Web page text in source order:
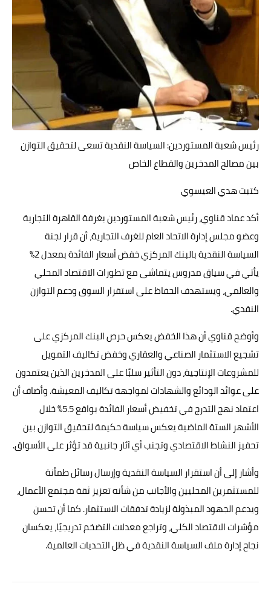
حوادث وقضايا
خدمات
الصحه والجمال
مقالات
رئيس شعبة المستوردين: السياسة النقدية تسعى لتحقيق التوازن
بين مصالح المدخرين والقطاع الخاص
كتبت هدي العيسوي
أكد عماد قناوي، رئيس شعبة المستوردين بغرفة القاهرة التجارية
وعضو مجلس إدارة الاتحاد العام للغرف التجارية، أن قرار لجنة
السياسة النقدية بالبنك المركزي خفض أسعار الفائدة بمعدل 2%
يأتي في سياق مدروس يتماشى مع تطورات الاقتصاد المحلي
والعالمي، ويستهدف الحفاظ على استقرار السوق ودعم التوازن
النقدي.
وأوضح قناوي أن هذا الخفض يعكس حرص البنك المركزي على
تشجيع الاستثمار الصناعي والعقاري وخفض تكاليف التمويل
للمشروعات الإنتاجية، دون التأثير سلبًا على المدخرين الذين يعتمدون
على عوائد الودائع والشهادات لمواجهة تكاليف المعيشة. وأضاف أن
اعتماد نهج التدرج في تخفيض أسعار الفائدة بواقع 5.5% خلال
الأشهر الستة الماضية يعكس سياسة حكيمة لتحقيق التوازن بين
تحفيز النشاط الاقتصادي وتجنب أي آثار جانبية قد تؤثر على الأسواق.
وأشار إلى أن استقرار السياسة النقدية وإرسال رسائل طمأنة
للمستثمرين المحليين والأجانب من شأنه تعزيز ثقة مجتمع الأعمال،
ويدعم الجهود المبذولة لزيادة تدفقات الاستثمار. كما أن تحسن
مؤشرات الاقتصاد الكلي، وتراجع معدلات التضخم تدريجيًا، يعكسان
نجاح إدارة ملف السياسة النقدية في ظل التحديات العالمية.